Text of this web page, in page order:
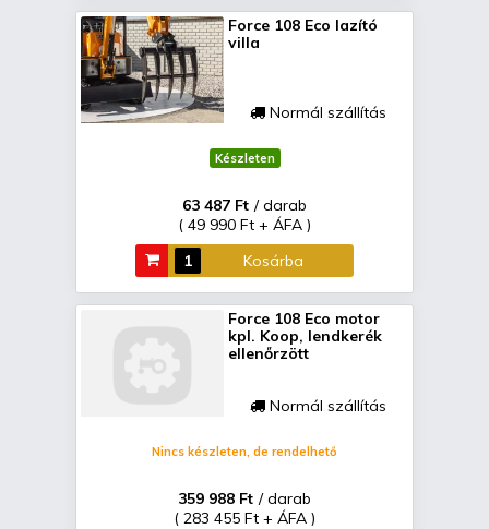
Force 108 Eco lazító
villa
Normál szállítás
Készleten
63 487 Ft / darab
( 49 990 Ft + ÁFA )
Kosárba
Force 108 Eco motor
kpl. Koop, lendkerék
ellenőrzött
Normál szállítás
Nincs készleten, de rendelhető
359 988 Ft / darab
( 283 455 Ft + ÁFA )